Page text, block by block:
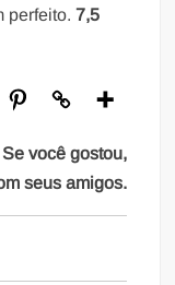
perfeito.7,5
Se você gostou,
seus amigos.